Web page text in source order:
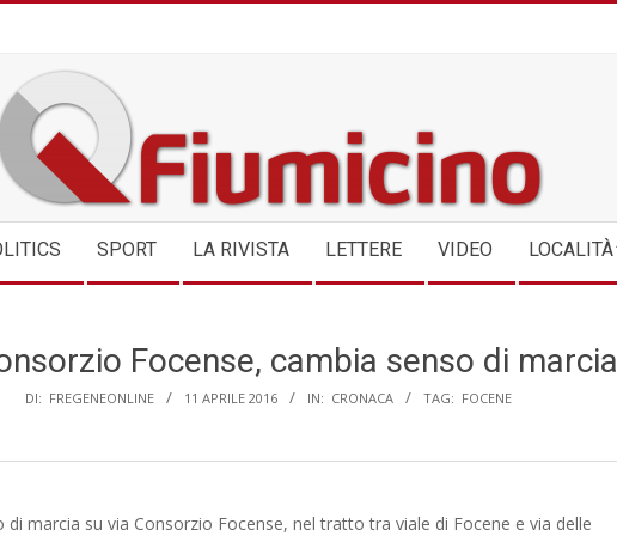
SPORT LA RIVISTA LETTERE VIDEO LOCALITÀ
Focense, cambia senso di marcia
DI: FREGENEONLINE 11 APRILE 2016 IN: CRONACA TAG: FOCENE
di marcia su via Consorzio Focense, nel tratto tra viale di Focene e via delle